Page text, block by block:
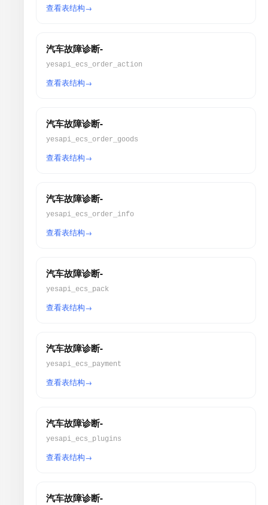
查看表结构
汽车故障诊断-
yesapi_ecs_order_action
查看表结构
汽车故障诊断-
yesapi_ecs_order_goods
查看表结构
汽车故障诊断-
yesapi_ecs_order_info
查看表结构
汽车故障诊断-
yesapi_ecs_pack
查看表结构
汽车故障诊断-
yesapi_ecs_payment
查看表结构
汽车故障诊断-
yesapi_ecs_plugins
查看表结构
汽车故障诊断-